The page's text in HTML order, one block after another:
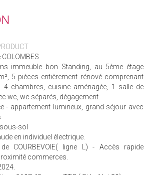
COLOMBES
immeuble bon Standing, au 5ème étage
5 pièces entièrement rénové comprenant
4 chambres, cuisine aménagée, 1 salle de
wc, wc séparés, dégagement.
- appartement lumineux, grand séjour avec
sous-sol
en individuel électrique.
COURBEVOIE( ligne L) - Accès rapide
commerces.